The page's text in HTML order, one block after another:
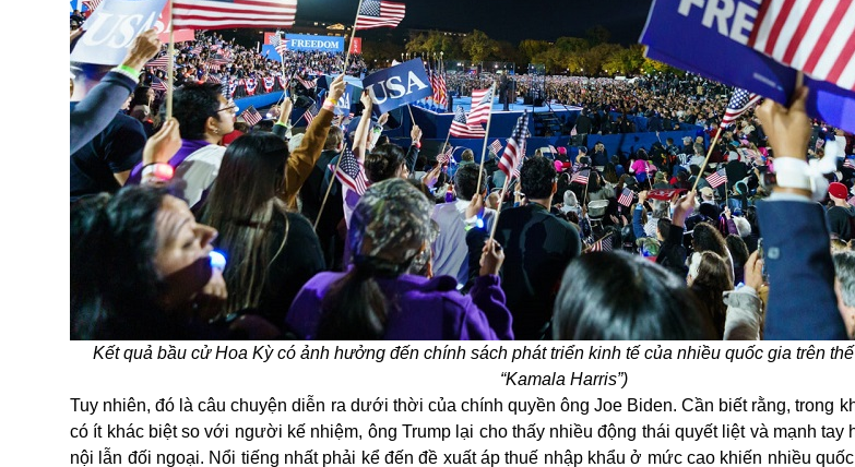
Kết quả bầu cử Hoa Kỳ có ảnh hưởng đến chính sách phát triển kinh tế của nhiều quốc gia trên
“Kamala Harris”)
Tuy nhiên, đó là câu chuyện diễn ra dưới thời của chính quyền ông Joe Biden. Cần biết rằng, trong
có ít khác biệt so với người kế nhiệm, ông Trump lại cho thấy nhiều động thái quyết liệt và mạnh tay
nội lẫn đối ngoại. Nổi tiếng nhất phải kể đến đề xuất áp thuế nhập khẩu ở mức cao khiến nhiều